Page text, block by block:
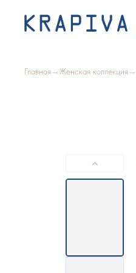
Главная→ Женская коллекция→